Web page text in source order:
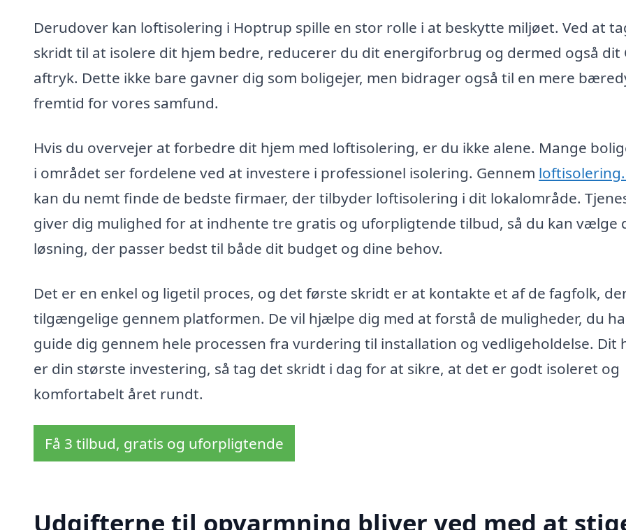
Derudover kan loftisolering i Hoptrup spille en stor rolle i at beskytte miljøet. Ved at
skridt til at isolere dit hjem bedre, reducerer du dit energiforbrug og dermed også dit
aftryk. Dette ikke bare gavner dig som boligejer, men bidrager også til en mere
fremtid for vores samfund.
Hvis du overvejer at forbedre dit hjem med loftisolering, er du ikke alene. Mange
i området ser fordelene ved at investere i professionel isolering. Gennem
kan du nemt finde de bedste firmaer, der tilbyder loftisolering i dit lokalområde.
giver dig mulighed for at indhente tre gratis og uforpligtende tilbud, så du kan vælge
løsning, der passer bedst til både dit budget og dine behov.
Det er en enkel og ligetil proces, og det første skridt er at kontakte et af de fagfolk,
tilgængelige gennem platformen. De vil hjælpe dig med at forstå de muligheder, du
guide dig gennem hele processen fra vurdering til installation og vedligeholdelse. Dit
er din største investering, så tag det skridt i dag for at sikre, at det er godt isoleret og
komfortabelt året rundt.
Få 3 tilbud, gratis og uforpligtende
Udgifterne til opvarmning bliver ved med at